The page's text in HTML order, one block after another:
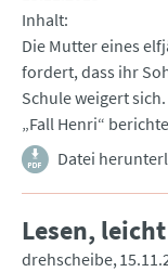
Inhalt
Die Mutter eines
fordert, dass ihr
Schule weigert
„Fall Henri“
Datei
Lesen,
drehscheibe